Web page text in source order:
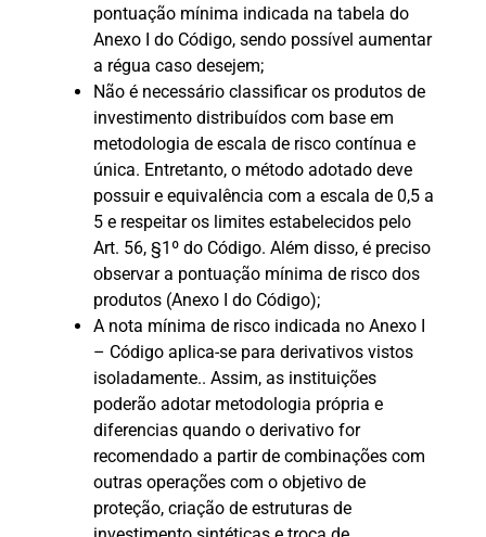
pontuação mínima indicada na tabela do
Anexo I do Código, sendo possível aumentar
a régua caso desejem;
Não é necessário classificar os produtos de
investimento distribuídos com base em
metodologia de escala de risco contínua e
única. Entretanto, o método adotado deve
possuir e equivalência com a escala de 0,5 a
5 e respeitar os limites estabelecidos pelo
Art. 56, §1º do Código. Além disso, é preciso
observar a pontuação mínima de risco dos
produtos (Anexo I do Código);
A nota mínima de risco indicada no Anexo I
– Código aplica-se para derivativos vistos
isoladamente.. Assim, as instituições
poderão adotar metodologia própria e
diferencias quando o derivativo for
recomendado a partir de combinações com
outras operações com o objetivo de
proteção, criação de estruturas de